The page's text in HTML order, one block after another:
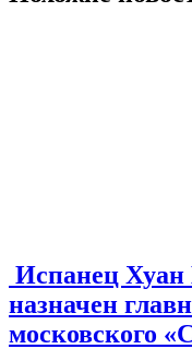
Испанец Хуан
назначен
московского